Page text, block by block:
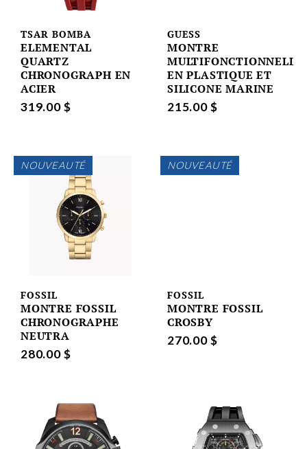
TSAR BOMBA
ELEMENTAL
QUARTZ
CHRONOGRAPH EN
ACIER
319.00 $
GUESS
MONTRE
MULTIFONCTIONNELLE
EN PLASTIQUE ET
SILICONE MARINE
215.00 $
NOUVEAUTÉ
FOSSIL
MONTRE FOSSIL
CHRONOGRAPHE
NEUTRA
280.00 $
NOUVEAUTÉ
FOSSIL
MONTRE FOSSIL
CROSBY
270.00 $